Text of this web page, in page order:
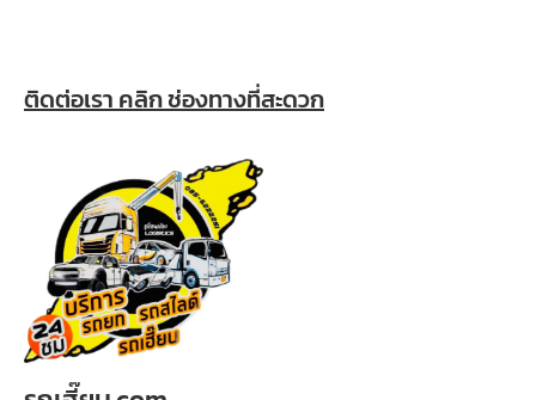
ติดต่อเรา คลิก ช่องทางที่สะดวก